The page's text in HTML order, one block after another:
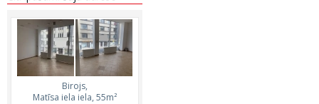
Birojs,
Matīsa iela iela, 55m²